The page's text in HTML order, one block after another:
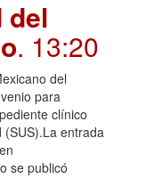
del
. 13:20
del
para
clínico
entrada
se publicó